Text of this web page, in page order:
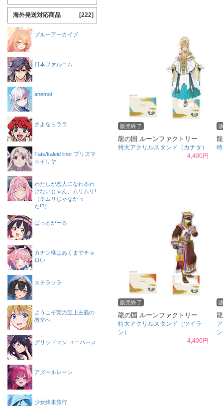
販売終了
龍の国 ルーンファクトリー
特大アクリルスタンド（カナタ）
4,400円
販売終了
龍の国 ルーンファクトリー
特大アクリルスタンド（ツイラ
ン）
4,400円
海外発送対応商品 [222]
ブルーアーカイブ
日本ファルコム
anemoi
さよならララ
Fate/kaleid liner プリズマ
☆イリヤ
わたしが恋人になれるわ
けないじゃん、ムリムリ!
（※ムリじゃなかっ
た!?）
ばっどがーる
カナン様はあくまでチョ
ロい
ステラソラ
ようこそ実力至上主義の
教室へ
グリッドマン ユニバース
アズールレーン
少女終末旅行